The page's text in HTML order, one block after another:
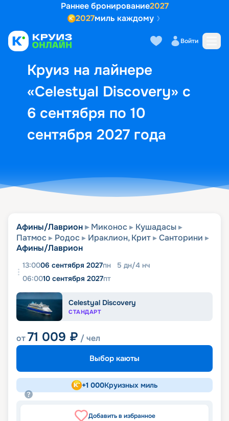
Раннее бронирование2027
2027миль каждому
Войти
Круиз на лайнере
«Celestyal Discovery» с
6 сентября по 10
сентября 2027 года
Выбор кают Маршрут и
Афины/Лаврион Миконос
Кушадасы
Патмос
Родос Ираклион, Крит
Санторини
Афины/Лаврион
13:0006 сентября 2027пн 5 дн/4 нч
06:0010 сентября 2027пт
Celestyal Discovery
СТАНДАРТ
от71 009 ₽ / чел
Выбор каюты
+1 000Круизных миль
Добавить в избранное